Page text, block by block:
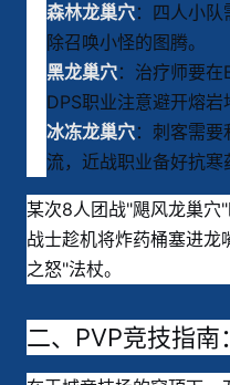
森林龙巢穴：四人小队
除召唤小怪的图腾。
黑龙巢穴：治疗师要在
DPS职业注意避开熔岩
冰冻龙巢穴：刺客需要
流，近战职业备好抗寒
某次8人团战"飓风龙巢穴
战士趁机将炸药桶塞进
之怒"法杖。
二、PVP竞技指